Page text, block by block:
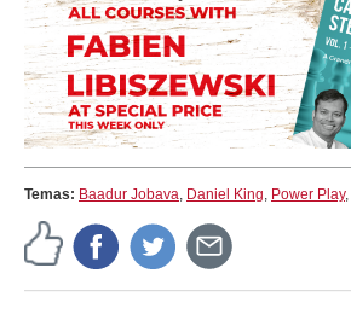
Temas: Baadur Jobava, Daniel King, Power Play,